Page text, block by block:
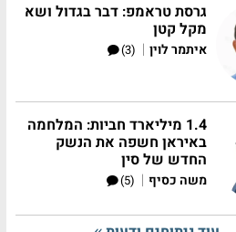
גרסת טראמפ: דבר בגדול ושא
מקל קטן
איתמר לוין |
(3)
1.4 מיליארד חביות: המלחמה
באיראן חשפה את הנשק
החדש של סין
משה כסיף |
(5)